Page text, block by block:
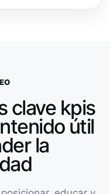
clave kpis
útil
la